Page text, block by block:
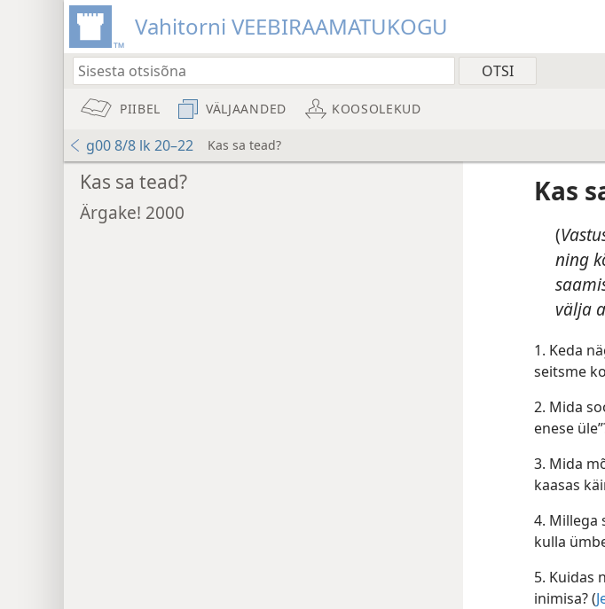
Vahitorni VEEBIRAAMATUKOGU
PIIBEL VÄLJAANDED KOOSOLEKUD
g00 8/8 lk 20–22 Kas sa tead?
Kas sa tead?
Ärgake! 2000
Kas
(
ning
välja
1. Keda
seitsme
2. Mida
enese
3. Mida
kaasas
4. Millega
kulla
5. Kuidas
inimisa? (